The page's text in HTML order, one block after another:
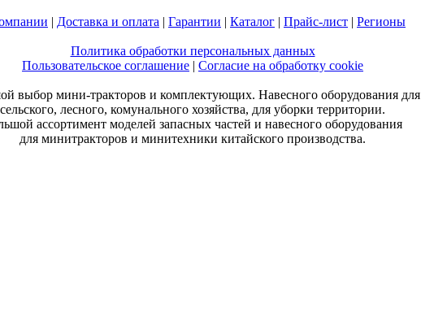
| Доставка и оплата | Гарантии | Каталог | Прайс-лист | Регионы
Политика обработки персональных данных
Пользовательское соглашение | Согласие на обработку cookie
выбор мини-тракторов и комплектующих. Навесного оборудования для
сельского, лесного, комунального хозяйства, для уборки территории.
ассортимент моделей запасных частей и навесного оборудования
для минитракторов и минитехники китайского производства.